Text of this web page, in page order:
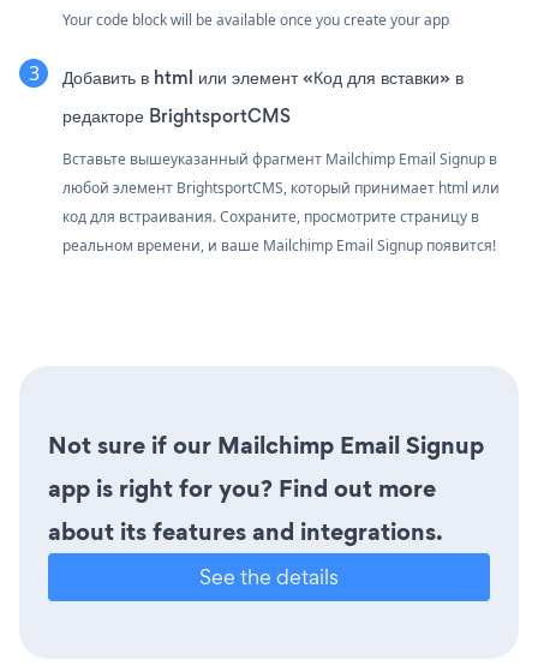
Your code block will be available once you create your app
Добавить в html или элемент «Код для вставки» в
редакторе BrightsportCMS
Вставьте вышеуказанный фрагмент Mailchimp Email Signup в
любой элемент BrightsportCMS, который принимает html или
код для встраивания. Сохраните, просмотрите страницу в
реальном времени, и ваше Mailchimp Email Signup появится!
Not sure if our Mailchimp Email Signup
app is right for you? Find out more
about its features and integrations.
See the details